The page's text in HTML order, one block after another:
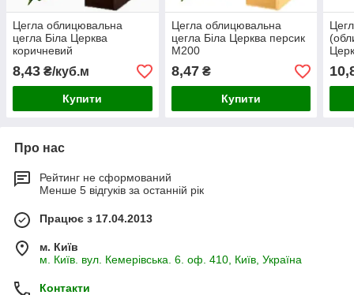
Цегла облицювальна
цегла Біла Церква
коричневий
8,43 ₴/куб.м
Купити
Цегла облицювальна
цегла Біла Церква персик
М200
8,47₴
Купити
Про нас
Рейтинг не сформований
Менше 5 відгуків за останній рік
Працює з 17.04.2013
м. Київ
м. Київ. вул. Кемерівська. 6. оф. 410, Київ, Україна
Контакти